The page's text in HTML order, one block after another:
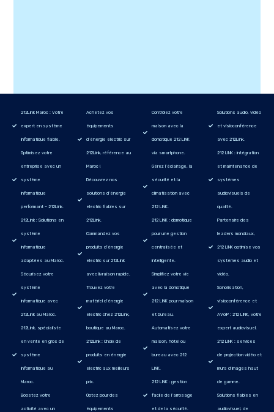
212Link Maroc : Votre
expert en système
informatique fiable.
Optimisez votre
entreprise avec un
système
informatique
performant – 212Link.
212Link : Solutions en
système
informatique
adaptées au Maroc.
Sécurisez votre
système
informatique avec
212Link au Maroc.
212Link, spécialiste
en vente en gros de
système
informatique au
Maroc.
Boostez votre
activité avec un
Achetez vos
équipements
d’énergie electric sur
212Link, référence au
Maroc !
Découvrez nos
solutions d’énergie
electric fiables sur
212Link.
Commandez vos
produits d’énergie
electric sur 212Link
avec livraison rapide.
Trouvez votre
matériel d’énergie
electric chez 212Link,
boutique au Maroc.
212Link : Choix de
produits en énergie
electric aux meilleurs
prix.
Optez pour des
équipements
Contrôlez votre
maison avec la
domotique 212 LINK
via smartphone.
Gérez l’éclairage, la
sécurité et la
climatisation avec
212 LINK.
212 LINK : domotique
pour une gestion
centralisée et
intelligente.
Simplifiez votre vie
avec la domotique
212 LINK pour maison
et bureau.
Automatisez votre
maison, hôtel ou
bureau avec 212
LINK.
212 LINK : gestion
facile de l’arrosage
et de la sécurité.
Solutions audio, vidéo
et visioconférence
avec 212Link.
212 LINK : intégration
et maintenance de
systèmes
audiovisuels de
qualité.
Partenaire des
leaders mondiaux,
212 LINK optimise vos
systèmes audio et
vidéo.
Sonorisation,
visioconférence et
AVoIP : 212 LINK, votre
expert audiovisuel.
212 LINK : services
de projection vidéo et
murs d'images haut
de gamme.
Solutions fiables en
audiovisuel, de